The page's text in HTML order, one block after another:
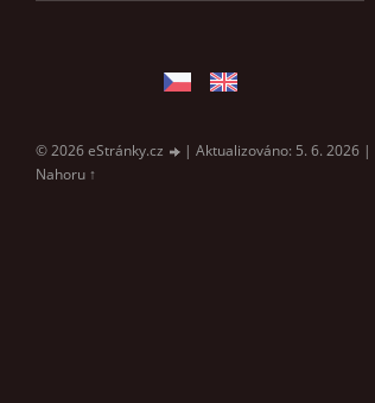
© 2026 eStránky.cz | Aktualizováno: 5. 6. 2026 |
Nahoru ↑